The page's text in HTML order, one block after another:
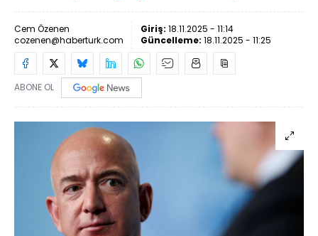
Cem Özenen
cozenen@haberturk.com
Giriş: 18.11.2025 - 11:14
Güncelleme: 18.11.2025 - 11:25
ABONE OL